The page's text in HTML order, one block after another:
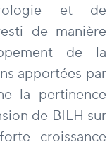
et de
de manière
de la
apportées par
la pertinence
de BILH sur
croissance